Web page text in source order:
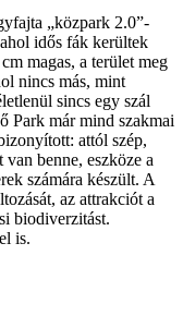
„közpark 2.0”-
idős fák kerültek
magas, a terület meg
nincs más, mint
sincs egy szál
Park már mind szakmai
attól szép,
van benne, eszköze a
számára készült. A
az attrakciót a
biodiverzitást.
is.